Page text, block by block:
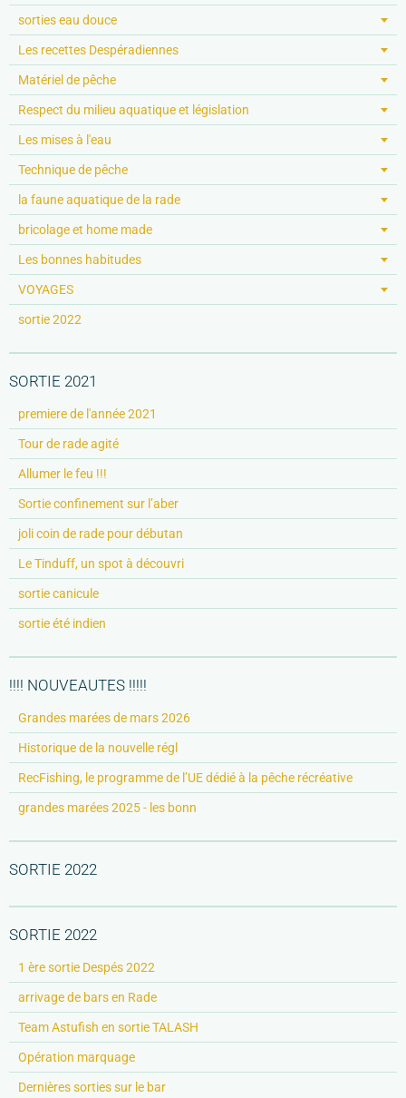
sorties eau douce
Les recettes Despéradiennes
Matériel de pêche
Respect du milieu aquatique et législation
Les mises à l'eau
Technique de pêche
la faune aquatique de la rade
bricolage et home made
Les bonnes habitudes
VOYAGES
sortie 2022
SORTIE 2021
premiere de l'année 2021
Tour de rade agité
Allumer le feu !!!
Sortie confinement sur l’aber
joli coin de rade pour débutan
Le Tinduff, un spot à découvri
sortie canicule
sortie été indien
!!!! NOUVEAUTES !!!!!
Grandes marées de mars 2026
Historique de la nouvelle régl
RecFishing, le programme de l’UE dédié à la pêche récréative
grandes marées 2025 - les bonn
SORTIE 2022
SORTIE 2022
1 ère sortie Despés 2022
arrivage de bars en Rade
Team Astufish en sortie TALASH
Opération marquage
Dernières sorties sur le bar